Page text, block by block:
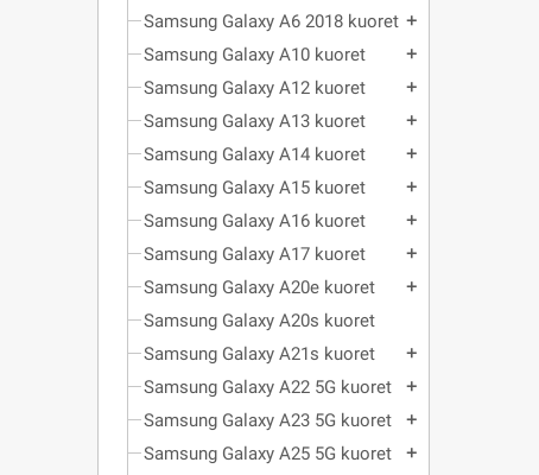
Samsung Galaxy A6 2018 kuoret add
Samsung Galaxy A10 kuoret add
Samsung Galaxy A12 kuoret add
Samsung Galaxy A13 kuoret add
Samsung Galaxy A14 kuoret add
Samsung Galaxy A15 kuoret add
Samsung Galaxy A16 kuoret add
Samsung Galaxy A17 kuoret add
Samsung Galaxy A20e kuoret add
Samsung Galaxy A20s kuoret
Samsung Galaxy A21s kuoret
add
Samsung Galaxy A22 5G kuoret add
Samsung Galaxy A23 5G kuoret add
Samsung Galaxy A25 5G kuoret add